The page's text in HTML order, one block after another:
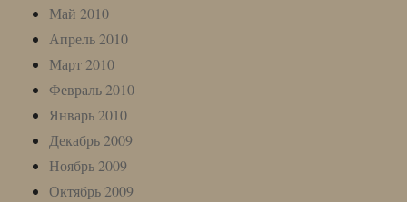
Май 2010
Апрель 2010
Март 2010
Февраль 2010
Январь 2010
Декабрь 2009
Ноябрь 2009
Октябрь 2009